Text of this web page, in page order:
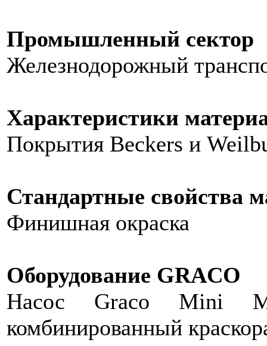
Промышленный сектор
Железнодорожный
Характеристики
Покрытия Beckers и
Стандартные свойства
Финишная окраска
Оборудование GRACO
Насос Graco Mini
комбинированный